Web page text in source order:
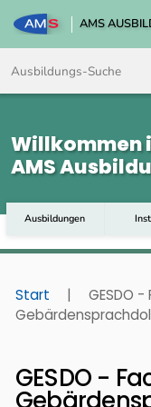
AMS
Willkommen
AMS
Ausbildungen
Start |
GESDO
GESDO -